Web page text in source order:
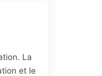
La
et le